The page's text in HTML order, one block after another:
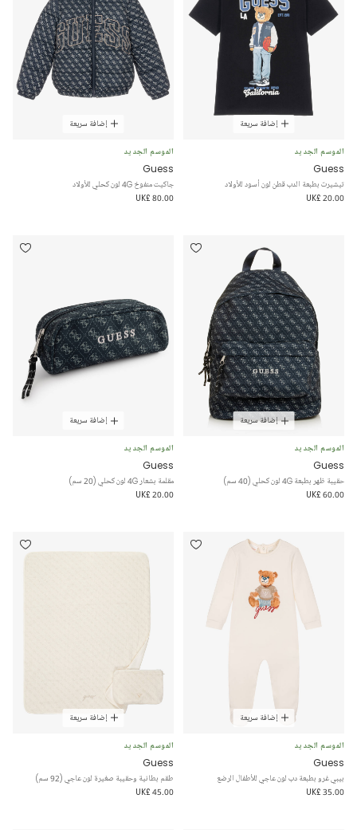
إضافة سريعة
الموسم الجديد
Guess
تيشيرت بطبعة الدب قطن لون أسود للأولاد
UK£ 20.00
إضافة سريعة
الموسم الجديد
Guess
جاكيت منفوخ 4G لون كحلي للأولاد
UK£ 80.00
إضافة سريعة
الموسم الجديد
Guess
حقيبة ظهر بطبعة 4G لون كحلي (40 سم)
UK£ 60.00
إضافة سريعة
الموسم الجديد
Guess
مقلمة بشعار 4G لون كحلي (20 سم)
UK£ 20.00
إضافة سريعة
الموسم الجديد
Guess
بيبي غرو بطبعة دب لون عاجي للأطفال الرضع
UK£ 35.00
إضافة سريعة
الموسم الجديد
Guess
طقم بطانية وحقيبة صغيرة لون عاجي (92 سم)
UK£ 45.00